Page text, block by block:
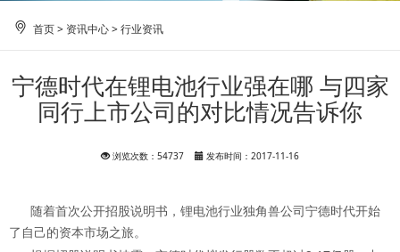
首页> 资讯中心>行业资讯
宁德时代在锂电池行业强在哪 与四家
同行上市公司的对比情况告诉你
浏览次数：54737 发布时间：2017-11-16
随着首次公开招股说明书，锂电池行业独角兽公司宁德时代开始
了自己的资本市场之旅。